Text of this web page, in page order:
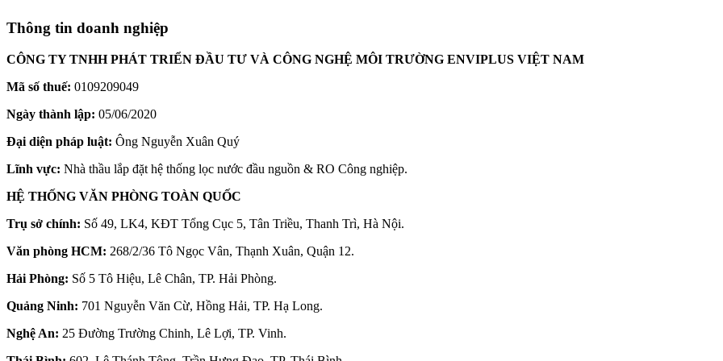
Thông tin doanh nghiệp
CÔNG TY TNHH PHÁT TRIỂN ĐẦU TƯ VÀ CÔNG NGHỆ MÔI TRƯỜNG ENVIPLUS VIỆT NAM
Mã số thuế: 0109209049
Ngày thành lập: 05/06/2020
Đại diện pháp luật: Ông Nguyễn Xuân Quý
Lĩnh vực: Nhà thầu lắp đặt hệ thống lọc nước đầu nguồn & RO Công nghiệp.
HỆ THỐNG VĂN PHÒNG TOÀN QUỐC
Trụ sở chính: Số 49, LK4, KĐT Tổng Cục 5, Tân Triều, Thanh Trì, Hà Nội.
Văn phòng HCM: 268/2/36 Tô Ngọc Vân, Thạnh Xuân, Quận 12.
Hải Phòng: Số 5 Tô Hiệu, Lê Chân, TP. Hải Phòng.
Quảng Ninh: 701 Nguyễn Văn Cừ, Hồng Hải, TP. Hạ Long.
Nghệ An: 25 Đường Trường Chinh, Lê Lợi, TP. Vinh.